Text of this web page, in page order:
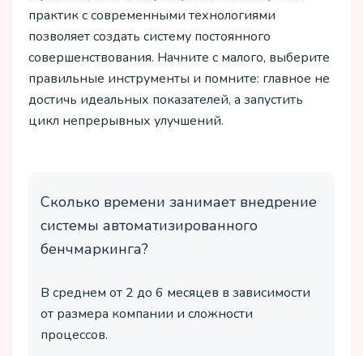
практик с современными технологиями
позволяет создать систему постоянного
совершенствования. Начните с малого, выберите
правильные инструменты и помните: главное не
достичь идеальных показателей, а запустить
цикл непрерывных улучшений.
Сколько времени занимает внедрение
системы автоматизированного
бенчмаркинга?
В среднем от 2 до 6 месяцев в зависимости
от размера компании и сложности
процессов.